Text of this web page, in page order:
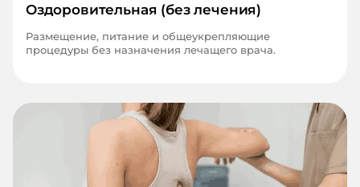
Оздоровительная (без лечения)
Размещение, питание и общеукрепляющие
процедуры без назначения лечащего врача.